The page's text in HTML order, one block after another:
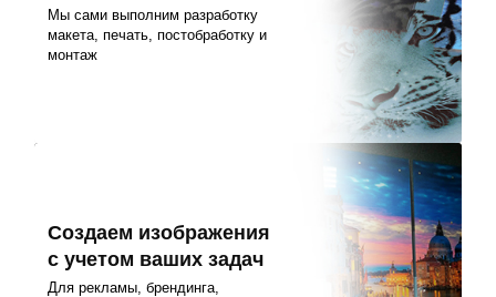
Мы сами выполним разработку
макета, печать, постобработку и
монтаж
Создаем изображения
с учетом ваших задач
Для рекламы, брендинга,